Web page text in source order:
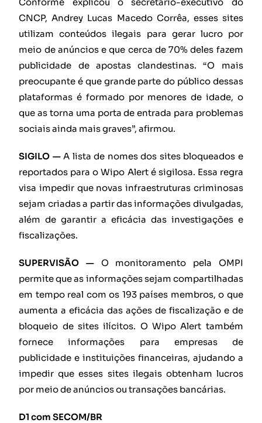
CNCP, Andrey Lucas Macedo Corrêa, esses sites
utilizam conteúdos ilegais para gerar lucro por
meio de anúncios e que cerca de 70% deles fazem
publicidade de apostas clandestinas. “O mais
preocupante é que grande parte do público dessas
plataformas é formado por menores de idade, o
que as torna uma porta de entrada para problemas
sociais ainda mais graves”, afirmou.
SIGILO —A lista de nomes dos sites bloqueados e
reportados para o Wipo Alert é sigilosa. Essa regra
visa impedir que novas infraestruturas criminosas
sejam criadas a partir das informações divulgadas,
além de garantir a eficácia das investigações e
fiscalizações.
SUPERVISÃO — O monitoramento pela OMPI
permite que as informações sejam compartilhadas
em tempo real com os 193 países membros, o que
aumenta a eficácia das ações de fiscalização e de
bloqueio de sites ilícitos. O Wipo Alert também
fornece informações para empresas de
publicidade e instituições financeiras, ajudando a
impedir que esses sites ilegais obtenham lucros
por meio de anúncios ou transações bancárias.
D1 com SECOM/BR